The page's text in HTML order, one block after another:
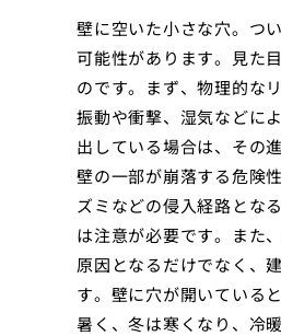
壁に空いた小さな穴。つ
可能性があります。見た
のです。まず、物理的な
振動や衝撃、湿気などに
出している場合は、その
壁の一部が崩落する危険
ズミなどの侵入経路とな
は注意が必要です。また
原因となるだけでなく、
す。壁に穴が開いている
暑く、冬は寒くなり、冷